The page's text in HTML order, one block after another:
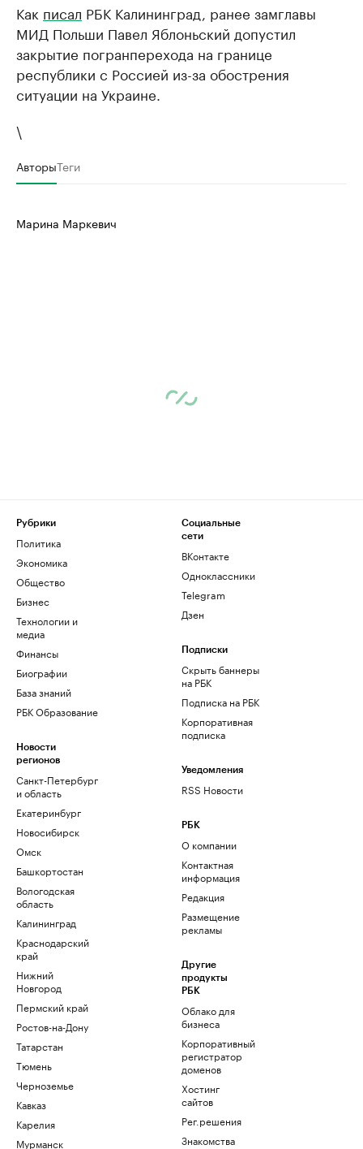
Как писал РБК Калининград, ранее замглавы
МИД Польши Павел Яблоньский допустил
закрытие погранперехода на границе
республики с Россией из-за обострения
ситуации на Украине.
\
АвторыТеги
Марина Маркевич
Рубрики
Политика
Экономика
Общество
Бизнес
Технологии и
медиа
Финансы
Биографии
База знаний
РБК Образование
Новости
регионов
Санкт-Петербург
и область
Екатеринбург
Новосибирск
Омск
Башкортостан
Вологодская
область
Калининград
Краснодарский
край
Нижний
Новгород
Пермский край
Ростов-на-Дону
Татарстан
Тюмень
Черноземье
Кавказ
Карелия
Мурманск
Социальные
сети
ВКонтакте
Одноклассники
Telegram
Дзен
Подписки
Скрыть баннеры
на РБК
Подписка на РБК
Корпоративная
подписка
Уведомления
RSS Новости
РБК
О компании
Контактная
информация
Редакция
Размещение
рекламы
Другие
продукты
РБК
Облако для
бизнеса
Корпоративный
регистратор
доменов
Хостинг
сайтов
Рег.решения
Знакомства